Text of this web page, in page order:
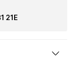
21E